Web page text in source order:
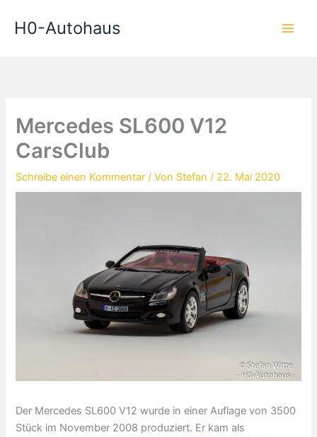
InhaltH0-Autohaus
Mercedes SL600 V12
CarsClub
Schreibe einen Kommentar / Von Stefan/ 22. Mai 2020
Der Mercedes SL600 V12 wurde in einer Auflage von 3500
Stück im November 2008 produziert. Er kam als